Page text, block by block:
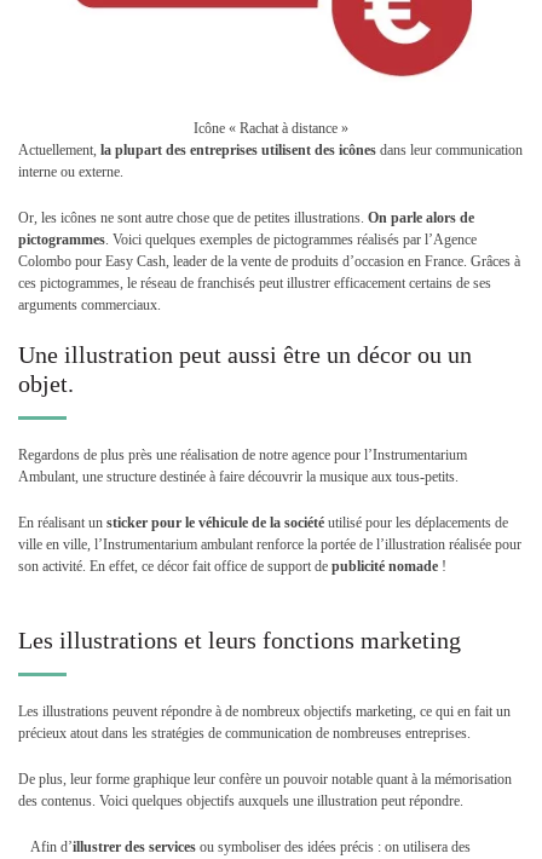
Icône « Rachat à distance »
Actuellement, la plupart des entreprises utilisent des icônes dans leur communication
interne ou externe.
Or, les icônes ne sont autre chose que de petites illustrations. On parle alors de
pictogrammes. Voici quelques exemples de pictogrammes réalisés par l’Agence
Colombo pour Easy Cash, leader de la vente de produits d’occasion en France. Grâces à
ces pictogrammes, le réseau de franchisés peut illustrer efficacement certains de ses
arguments commerciaux.
Une illustration peut aussi être un décor ou un
objet.
Regardons de plus près une réalisation de notre agence pour l’Instrumentarium
Ambulant, une structure destinée à faire découvrir la musique aux tous-petits.
En réalisant un sticker pour le véhicule de la société utilisé pour les déplacements de
ville en ville, l’Instrumentarium ambulant renforce la portée de l’illustration réalisée pour
son activité. En effet, ce décor fait office de support de publicité nomade !
Les illustrations et leurs fonctions marketing
Les illustrations peuvent répondre à de nombreux objectifs marketing, ce qui en fait un
précieux atout dans les stratégies de communication de nombreuses entreprises.
De plus, leur forme graphique leur confère un pouvoir notable quant à la mémorisation
des contenus. Voici quelques objectifs auxquels une illustration peut répondre.
Afin d’illustrer des services ou symboliser des idées précis : on utilisera des